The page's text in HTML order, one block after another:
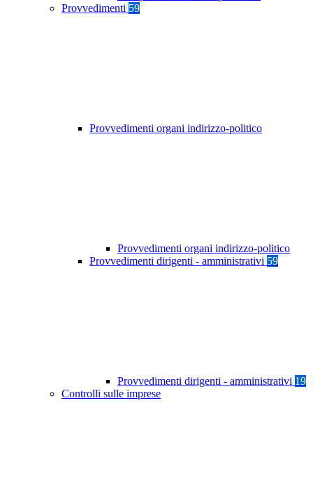
Provvedimenti 59
Provvedimenti organi indirizzo-politico
Provvedimenti organi indirizzo-politico
Provvedimenti dirigenti - amministrativi 59
Provvedimenti dirigenti - amministrativi 19
Controlli sulle imprese